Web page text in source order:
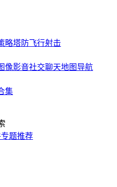
略塔防飞行射击
像影音社交聊天地图导航
集
专题推荐